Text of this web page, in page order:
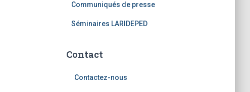
Communiqués de presse
Séminaires LARIDEPED
Contact
Contactez-nous